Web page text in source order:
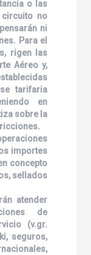
o las
no
ni
Para el
rigen las
Aéreo y,
tarifaria
en
sobre la
importes
concepto
sellados
atender
de
(v.gr.
seguros,